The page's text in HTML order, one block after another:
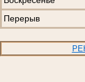
Перерыв